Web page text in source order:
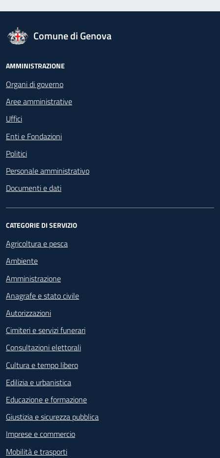
logo Unione Europea
Comune di Genova
Footer - Navigazione
AMMINISTRAZIONE
Organi di governo
Aree amministrative
Uffici
Enti e Fondazioni
Politici
Personale amministrativo
Documenti e dati
CATEGORIE DI SERVIZIO
Agricoltura e pesca
Ambiente
Amministrazione
Anagrafe e stato civile
Autorizzazioni
Cimiteri e servizi funerari
Consultazioni elettorali
Cultura e tempo libero
Edilizia e urbanistica
Educazione e formazione
Giustizia e sicurezza pubblica
Imprese e commercio
Mobilità e trasporti